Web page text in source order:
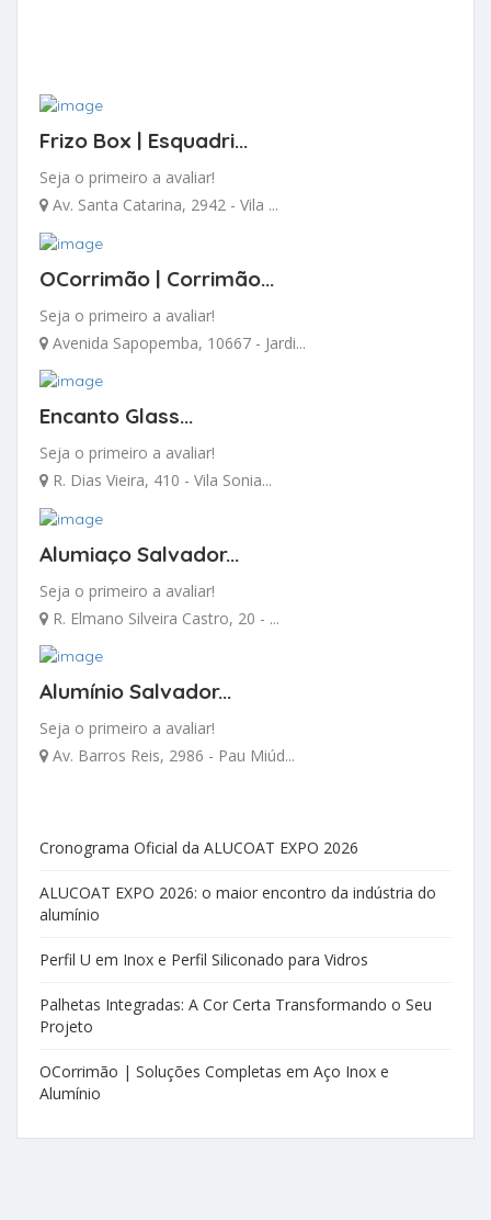
Frizo Box | Esquadri...
Seja o primeiro a avaliar!
Av. Santa Catarina, 2942 - Vila ...
OCorrimão | Corrimão...
Seja o primeiro a avaliar!
Avenida Sapopemba, 10667 - Jardi...
Encanto Glass...
Seja o primeiro a avaliar!
R. Dias Vieira, 410 - Vila Sonia...
Alumiaço Salvador...
Seja o primeiro a avaliar!
R. Elmano Silveira Castro, 20 - ...
Alumínio Salvador...
Seja o primeiro a avaliar!
Av. Barros Reis, 2986 - Pau Miúd...
Cronograma Oficial da ALUCOAT EXPO 2026
ALUCOAT EXPO 2026: o maior encontro da indústria do
alumínio
Perfil U em Inox e Perfil Siliconado para Vidros
Palhetas Integradas: A Cor Certa Transformando o Seu
Projeto
OCorrimão | Soluções Completas em Aço Inox e
Alumínio